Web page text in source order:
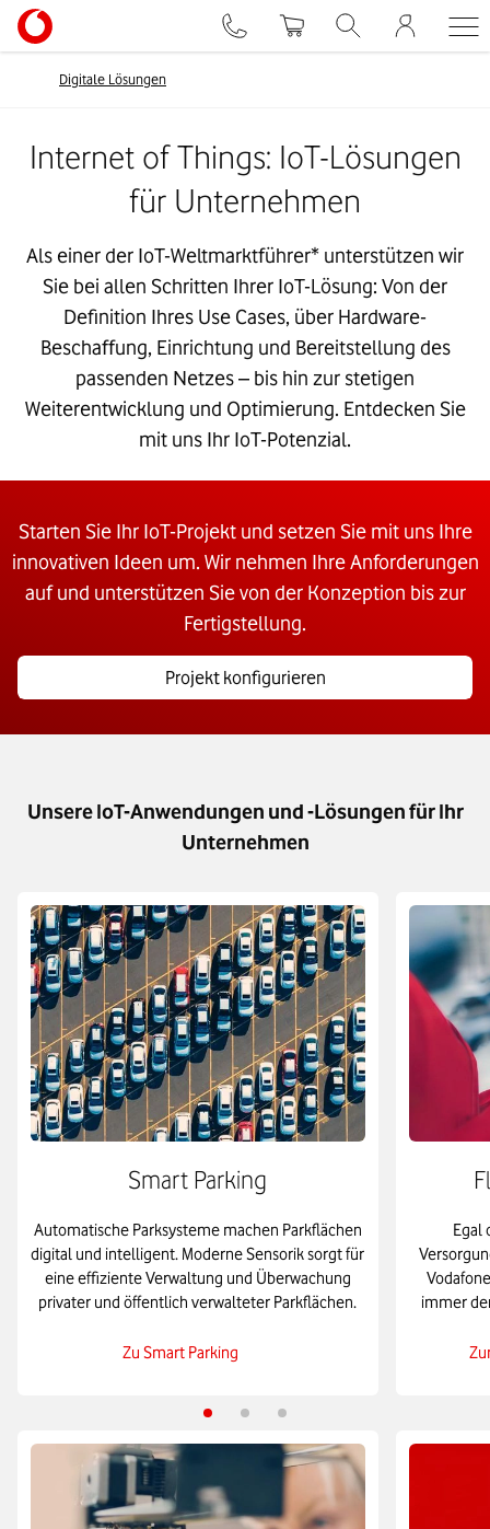
Digitale Lösungen
Internet of Things: IoT-Lösungen
für Unternehmen
Als einer der IoT-Weltmarktführer* unterstützen wir
Sie bei allen Schritten Ihrer IoT-Lösung: Von der
Definition Ihres Use Cases, über Hardware-
Beschaffung, Einrichtung und Bereitstellung des
passenden Netzes – bis hin zur stetigen
Weiterentwicklung und Optimierung. Entdecken Sie
mit uns Ihr IoT-Potenzial.
Starten Sie Ihr IoT-Projekt und setzen Sie mit uns Ihre
innovativen Ideen um. Wir nehmen Ihre Anforderungen
auf und unterstützen Sie von der Konzeption bis zur
Fertigstellung.
Projekt konfigurieren
Unsere IoT-Anwendungen und -Lösungen für Ihr
Unternehmen
Smart Parking
Automatische Parksysteme machen Parkflächen
digital und intelligent. Moderne Sensorik sorgt für
eine effiziente Verwaltung und Überwachung
privater und öffentlich verwalteter Parkflächen.
Zu Smart Parking
Egal
immer